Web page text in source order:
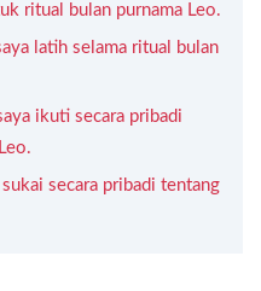
ritual bulan purnama Leo.
latih selama ritual bulan
ikuti secara pribadi
secara pribadi tentang